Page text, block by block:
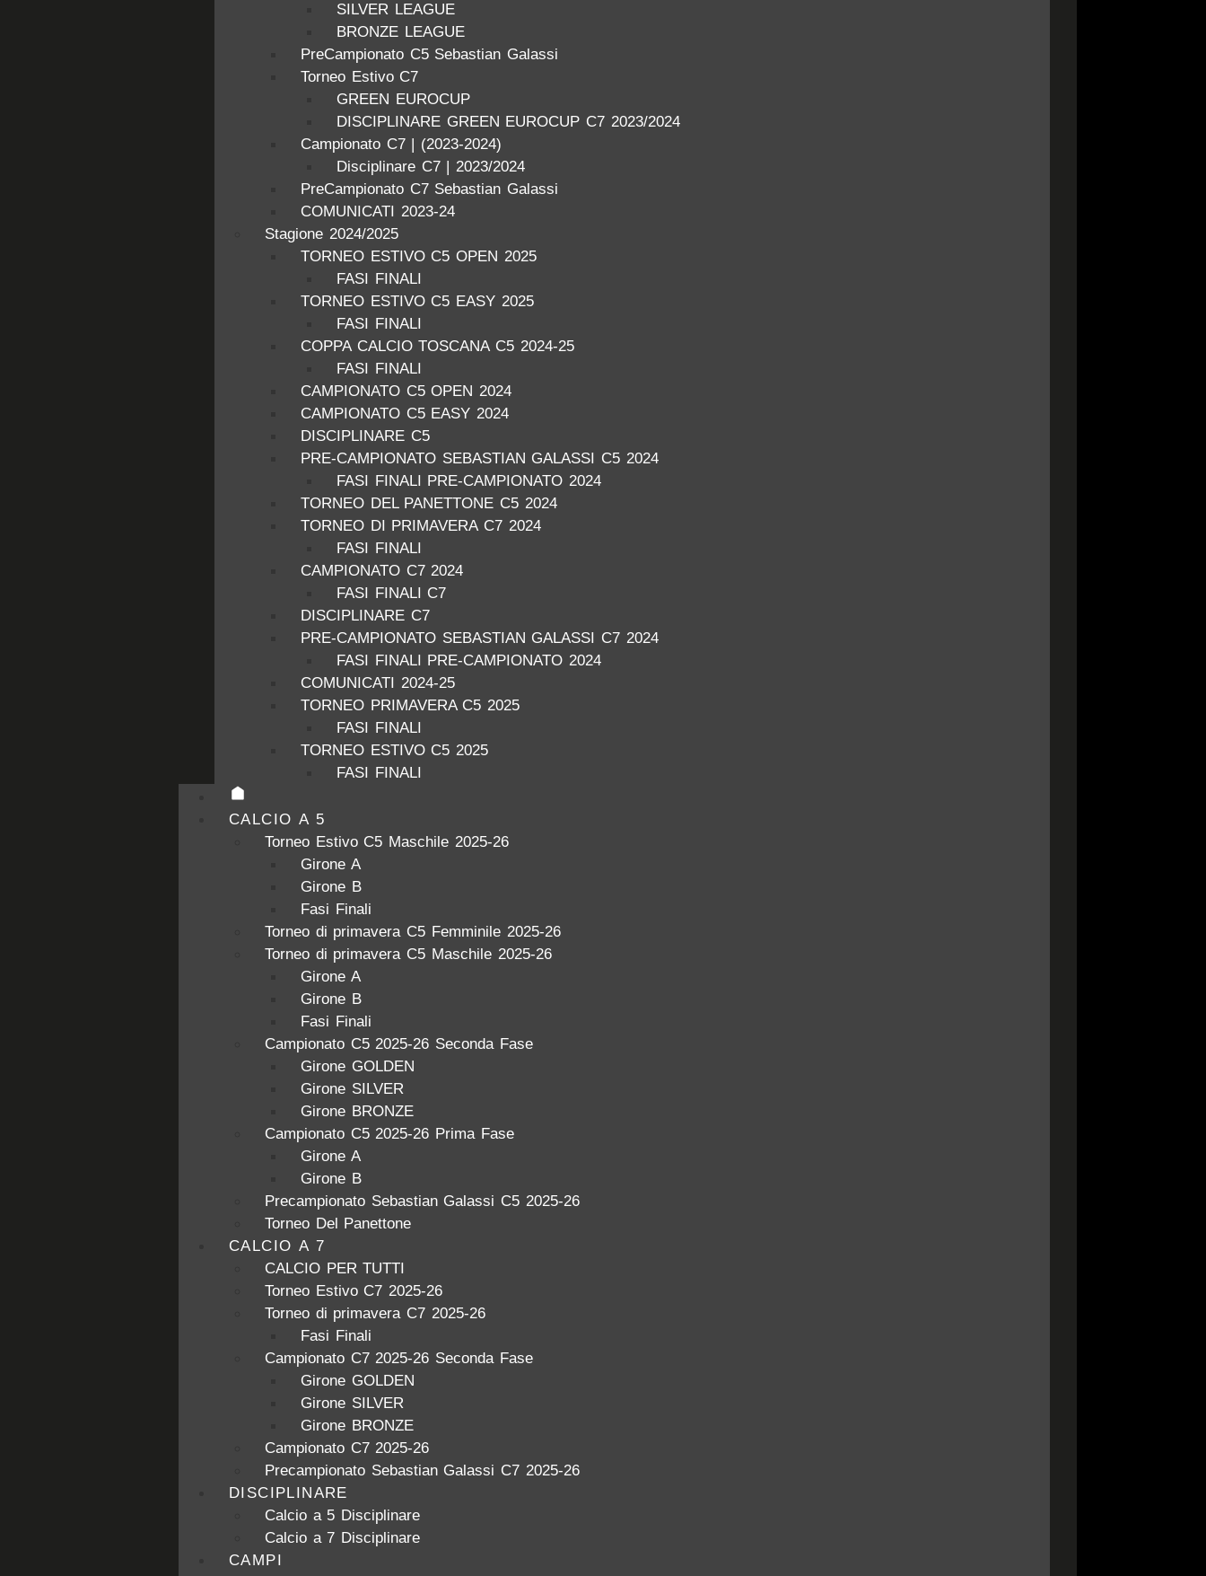
SILVER LEAGUE
BRONZE LEAGUE
PreCampionato C5 Sebastian Galassi
Torneo Estivo C7
GREEN EUROCUP
DISCIPLINARE GREEN EUROCUP C7 2023/2024
Campionato C7 | (2023-2024)
Disciplinare C7 | 2023/2024
PreCampionato C7 Sebastian Galassi
COMUNICATI 2023-24
Stagione 2024/2025
TORNEO ESTIVO C5 OPEN 2025
FASI FINALI
TORNEO ESTIVO C5 EASY 2025
FASI FINALI
COPPA CALCIO TOSCANA C5 2024-25
FASI FINALI
CAMPIONATO C5 OPEN 2024
CAMPIONATO C5 EASY 2024
DISCIPLINARE C5
PRE-CAMPIONATO SEBASTIAN GALASSI C5 2024
FASI FINALI PRE-CAMPIONATO 2024
TORNEO DEL PANETTONE C5 2024
TORNEO DI PRIMAVERA C7 2024
FASI FINALI
CAMPIONATO C7 2024
FASI FINALI C7
DISCIPLINARE C7
PRE-CAMPIONATO SEBASTIAN GALASSI C7 2024
FASI FINALI PRE-CAMPIONATO 2024
COMUNICATI 2024-25
TORNEO PRIMAVERA C5 2025
FASI FINALI
TORNEO ESTIVO C5 2025
FASI FINALI
CALCIO A 5
Torneo Estivo C5 Maschile 2025-26
Girone A
Girone B
Fasi Finali
Torneo di primavera C5 Femminile 2025-26
Torneo di primavera C5 Maschile 2025-26
Girone A
Girone B
Fasi Finali
Campionato C5 2025-26 Seconda Fase
Girone GOLDEN
Girone SILVER
Girone BRONZE
Campionato C5 2025-26 Prima Fase
Girone A
Girone B
Precampionato Sebastian Galassi C5 2025-26
Torneo Del Panettone
CALCIO A 7
CALCIO PER TUTTI
Torneo Estivo C7 2025-26
Torneo di primavera C7 2025-26
Fasi Finali
Campionato C7 2025-26 Seconda Fase
Girone GOLDEN
Girone SILVER
Girone BRONZE
Campionato C7 2025-26
Precampionato Sebastian Galassi C7 2025-26
DISCIPLINARE
Calcio a 5 Disciplinare
Calcio a 7 Disciplinare
CAMPI